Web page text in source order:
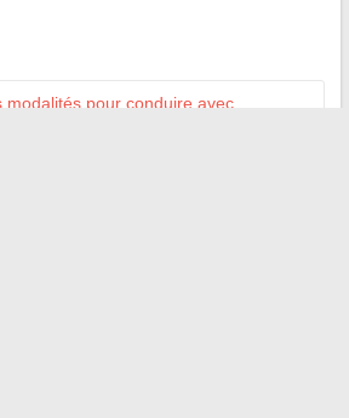
modalités pour conduire avec